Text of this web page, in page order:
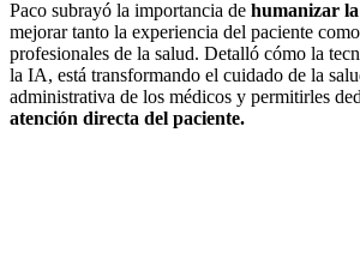
Paco subrayó la importancia de humanizar
mejorar tanto la experiencia del paciente
profesionales de la salud. Detalló cómo la
la IA, está transformando el cuidado de la
administrativa de los médicos y permitirles
atención directa del paciente.